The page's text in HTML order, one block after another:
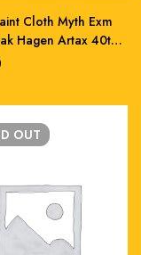
Cloth Myth Exm
Hagen Artax 40th
OUT